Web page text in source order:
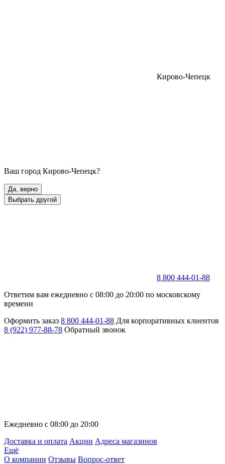
Кирово-Чепецк
Ваш город Кирово-Чепецк?
Да, верно
Выбрать другой
8 800 444-01-88
Ответим вам ежедневно с 08:00 до 20:00 по московскому
времени
Оформить заказ 8 800 444-01-88 Для корпоративных клиентов
8 (922) 977-88-78 Обратный звонок
Ежедневно с 08:00 до 20:00
Доставка и оплата Акции Адреса магазинов
Ещё
О компании Отзывы Вопрос-ответ